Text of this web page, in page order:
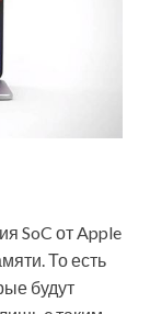
SoC от Apple
То есть
будут